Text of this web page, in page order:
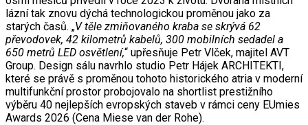
lázní tak znovu dýchá technologickou proměnou jako za
starých časů. „V těle zmiňovaného kraba se skrývá 62
převodovek, 42 kilometrů kabelů, 300 mobilních sedadel a
650 metrů LED osvětlení,“ upřesňuje Petr Vlček, majitel AVT
Group. Design sálu navrhlo studio Petr Hájek ARCHITEKTI,
které se právě s proměnou tohoto historického atria v moderní
multifunkční prostor probojovalo na shortlist prestižního
výběru 40 nejlepších evropských staveb v rámci ceny EUmies
Awards 2026 (Cena Miese van der Rohe).